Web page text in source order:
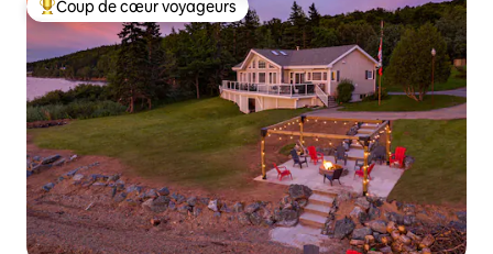
Coups de cœur voyageurs les plus appréciés
Coup de cœur voyageurs